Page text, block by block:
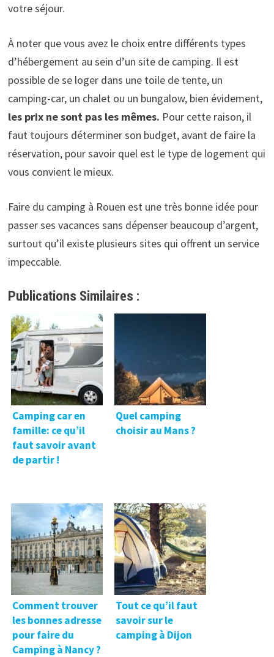
votre séjour.
À noter que vous avez le choix entre différents types
d’hébergement au sein d’un site de camping. Il est
possible de se loger dans une toile de tente, un
camping-car, un chalet ou un bungalow, bien évidement,
les prix ne sont pas les mêmes. Pour cette raison, il
faut toujours déterminer son budget, avant de faire la
réservation, pour savoir quel est le type de logement qui
vous convient le mieux.
Faire du camping à Rouen est une très bonne idée pour
passer ses vacances sans dépenser beaucoup d’argent,
surtout qu’il existe plusieurs sites qui offrent un service
impeccable.
Publications Similaires :
Camping car en
famille: ce qu’il
faut savoir avant
de partir !
Quel camping
choisir au Mans ?
Comment trouver
les bonnes adresse
pour faire du
Camping à Nancy ?
Tout ce qu’il faut
savoir sur le
camping à Dijon